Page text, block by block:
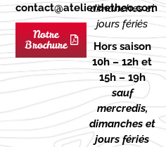
contact@atelierdetheo.com
Notre
Brochure
dimanches et
jours fériés
Hors saison
10h – 12h et
15h – 19h
sauf
mercredis,
dimanches et
jours fériés